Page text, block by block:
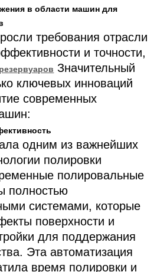
в области машин для
требования отрасли
и точности,
Значительный
ключевых инноваций
современных
одним из важнейших
полировки
полировальные
полностью
системами, которые
поверхности и
для поддержания
Эта автоматизация
время полировки и